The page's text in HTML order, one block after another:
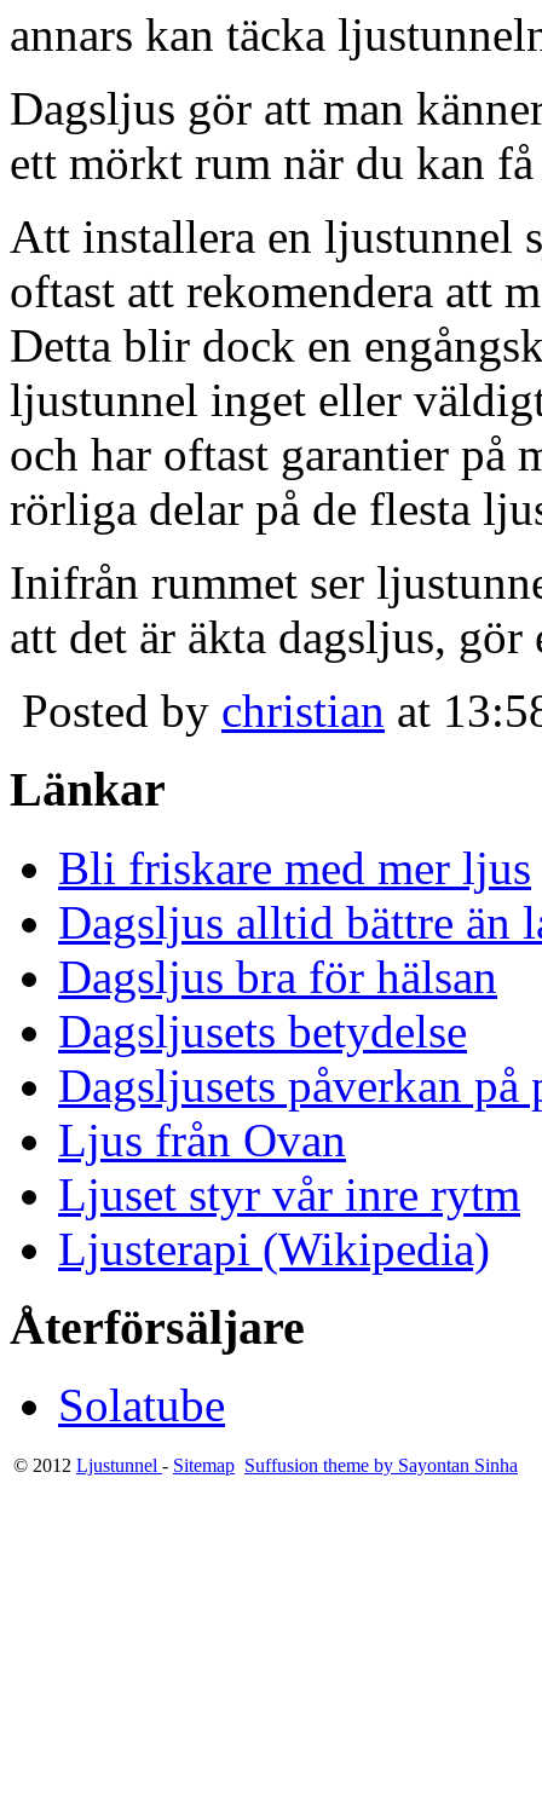
annars kan täcka
Dagsljus gör att man
ett mörkt rum när du kan
Att installera en ljustunnel
oftast att rekomendera att
Detta blir dock en
ljustunnel inget eller
och har oftast garantier på
rörliga delar på de flesta
Inifrån rummet ser
att det är äkta dagsljus,
Posted by christian at
Länkar
Bli friskare med mer ljus
Dagsljus alltid bättre än
Dagsljus bra för hälsan
Dagsljusets betydelse
Dagsljusets påverkan på
Ljus från Ovan
Ljuset styr vår inre rytm
Ljusterapi (Wikipedia)
Återförsäljare
Solatube
© 2012 Ljustunnel - Sitemap Suffusion theme by Sayontan Sinha